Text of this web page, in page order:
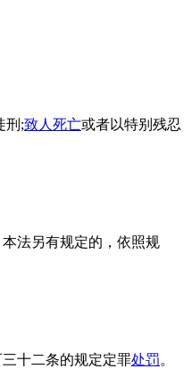
刑;致人死亡或者以特别残忍
法另有规定的，依照规
十二条的规定定罪处罚。